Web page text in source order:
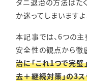
か迷ってしまいますよ
本記事では、6つの主
安全性の観点から徹
治に「これ1つで完璧
去＋継続対策」の3